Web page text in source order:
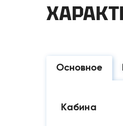
Основное
Кабина